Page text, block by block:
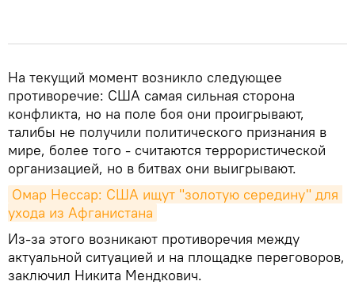
На текущий момент возникло следующее
противоречие: США самая сильная сторона
конфликта, но на поле боя они проигрывают,
талибы не получили политического признания в
мире, более того - считаются террористической
организацией, но в битвах они выигрывают.
Омар Нессар: США ищут "золотую середину" для
ухода из Афганистана
Из-за этого возникают противоречия между
актуальной ситуацией и на площадке переговоров,
заключил Никита Мендкович.